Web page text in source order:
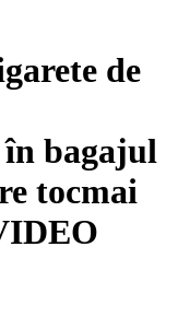
de
bagajul
tocmai